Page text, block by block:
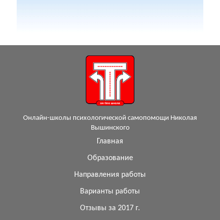
Онлайн-школы психологической самопомощи Николая
Вышинского
Главная
Образование
Направления работы
Варианты работы
Отзывы за 2017 г.